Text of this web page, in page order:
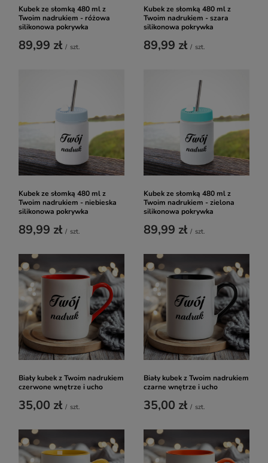
Kubek ze słomką 480 ml z
Twoim nadrukiem - różowa
silikonowa pokrywka
89,99 zł / szt.
Kubek ze słomką 480 ml z
Twoim nadrukiem - szara
silikonowa pokrywka
89,99 zł / szt.
Kubek ze słomką 480 ml z
Twoim nadrukiem - niebieska
silikonowa pokrywka
89,99 zł / szt.
Kubek ze słomką 480 ml z
Twoim nadrukiem - zielona
silikonowa pokrywka
89,99 zł / szt.
Biały kubek z Twoim nadrukiem
czerwone wnętrze i ucho
35,00 zł / szt.
Biały kubek z Twoim nadrukiem
czarne wnętrze i ucho
35,00 zł / szt.